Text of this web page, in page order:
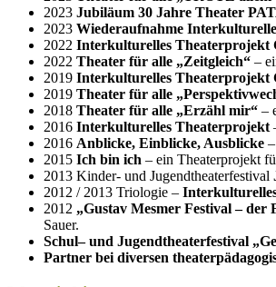
2023 Jubiläum 30 Jahre Theater
2023 Wiederaufnahme
2022 Interkulturelles Theaterprojekt
2022 Theater für alle „Zeitgleich“ –
2019 Interkulturelles Theaterprojekt
2019 Theater für alle
2018 Theater für alle „Erzähl mir“ –
2016 Interkulturelles Theaterprojekt
2016 Anblicke, Einblicke, Ausblicke
2015 Ich bin ich – ein Theaterprojekt
2013 Kinder- und Jugendtheaterfestival
2012 / 2013 Triologie –
2012 „Gus­tav Mes­mer Fes­ti­val – der
Sauer.
Schul– und Jugend­thea­ter­fes­ti­val
Part­ner bei diver­sen